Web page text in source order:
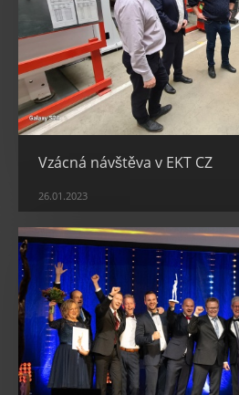
Vzácná návštěva v EKT CZ
26.01.2023